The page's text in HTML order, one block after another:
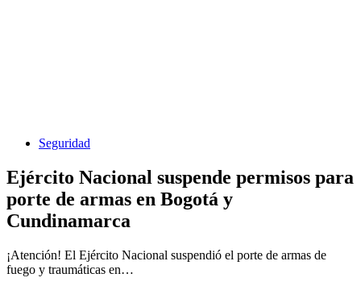
Seguridad
Ejército Nacional suspende permisos para
porte de armas en Bogotá y
Cundinamarca
¡Atención! El Ejército Nacional suspendió el porte de armas de
fuego y traumáticas en…